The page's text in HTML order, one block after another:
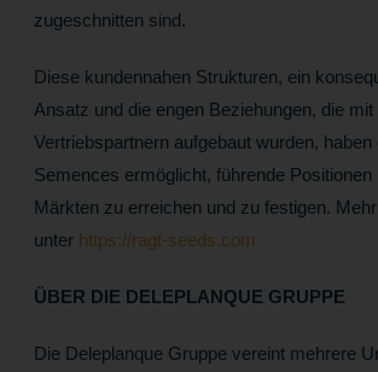
zugeschnitten sind.
Diese kundennahen Strukturen, ein
Ansatz und die engen Beziehungen, die mit
Vertriebspartnern aufgebaut wurden,
Semences ermöglicht, führende Positionen
Märkten zu erreichen und zu festigen.
unter https://ragt-seeds.com
ÜBER DIE DELEPLANQUE GRUPPE
Die Deleplanque Gruppe vereint mehrere